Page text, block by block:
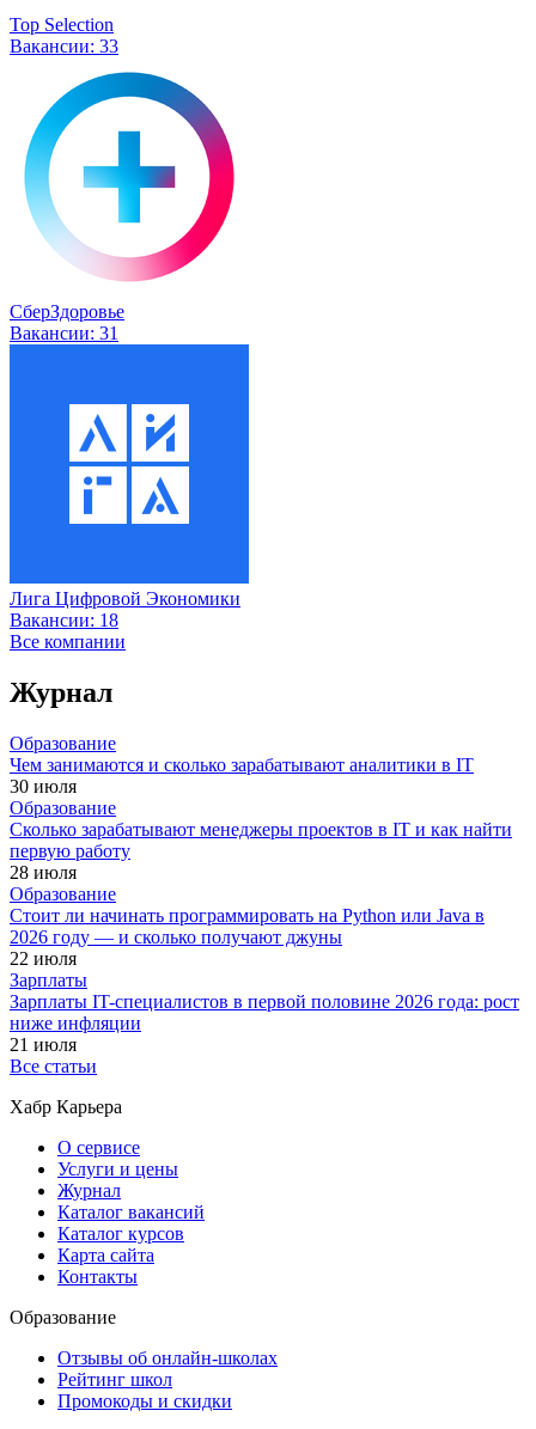
Top Selection
Вакансии: 33
СберЗдоровье
Вакансии: 31
Лига Цифровой Экономики
Вакансии: 18
Все компании
Журнал
Образование
Чем занимаются и сколько зарабатывают аналитики в IT
30 июля
Образование
Сколько зарабатывают менеджеры проектов в IT и как найти
первую работу
28 июля
Образование
Стоит ли начинать программировать на Python или Java в
2026 году — и сколько получают джуны
22 июля
Зарплаты
Зарплаты IT-специалистов в первой половине 2026 года: рост
ниже инфляции
21 июля
Все статьи
Хабр Карьера
О сервисе
Услуги и цены
Журнал
Каталог вакансий
Каталог курсов
Карта сайта
Контакты
Образование
Отзывы об онлайн-школах
Рейтинг школ
Промокоды и скидки